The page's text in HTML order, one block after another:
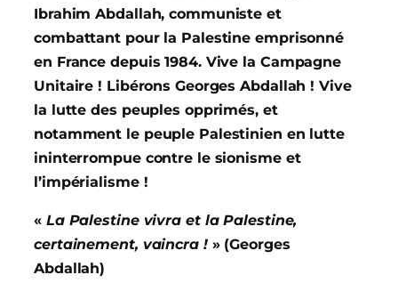
Ibrahim Abdallah, communiste et
combattant pour la Palestine emprisonné
en France depuis 1984. Vive la Campagne
Unitaire ! Libérons Georges Abdallah ! Vive
la lutte des peuples opprimés, et
notamment le peuple Palestinien en lutte
ininterrompue contre le sionisme et
l’impérialisme !
« La Palestine vivra et la Palestine,
certainement, vaincra !» (Georges
Abdallah)